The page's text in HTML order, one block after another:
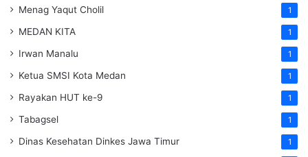
Menag Yaqut Cholil 1
MEDAN KITA 1
Irwan Manalu 1
Ketua SMSI Kota Medan 1
Rayakan HUT ke-9 1
Tabagsel 1
Dinas Kesehatan Dinkes Jawa Timur 1